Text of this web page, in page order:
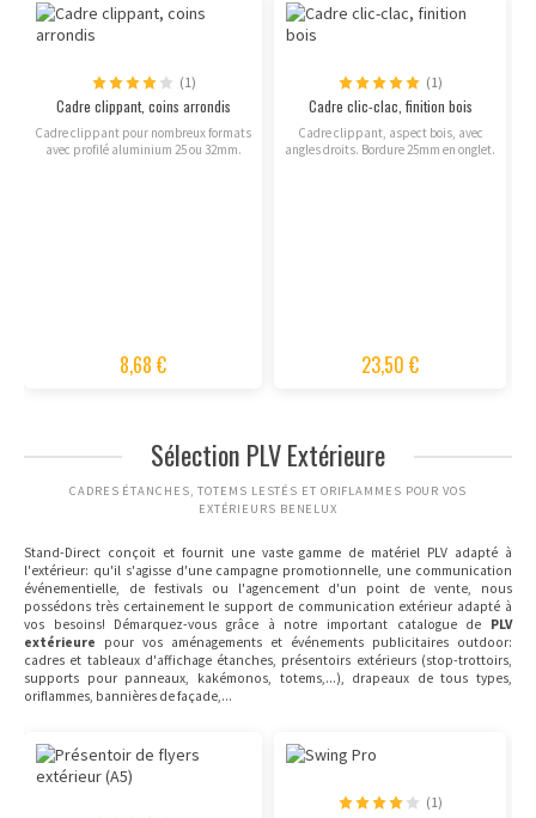
(1)
Cadre clippant, coins arrondis
Cadre clippant pour nombreux formats
avec profilé aluminium 25 ou 32mm.
8,68 €
(1)
Cadre clic-clac, finition bois
Cadre clippant, aspect bois, avec
angles droits. Bordure 25mm en onglet.
23,50 €
Sélection PLV Extérieure
CADRES ÉTANCHES, TOTEMS LESTÉS ET ORIFLAMMES POUR VOS
EXTÉRIEURS BENELUX
Stand-Direct conçoit et fournit une vaste gamme de matériel PLV adapté à
l'extérieur: qu'il s'agisse d'une campagne promotionnelle, une communication
événementielle, de festivals ou l'agencement d'un point de vente, nous
possédons très certainement le support de communication extérieur adapté à
vos besoins! Démarquez-vous grâce à notre important catalogue de PLV
extérieure pour vos aménagements et événements publicitaires outdoor:
cadres et tableaux d'affichage étanches, présentoirs extérieurs (stop-trottoirs,
supports pour panneaux, kakémonos, totems,...), drapeaux de tous types,
oriflammes, bannières de façade,...
(1)